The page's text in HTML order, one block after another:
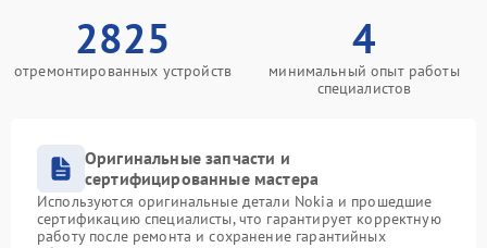
2825
отремонтированных устройств
4
минимальный опыт работы
специалистов
Оригинальные запчасти и
сертифицированные мастера
Используются оригинальные детали Nokia и прошедшие
сертификацию специалисты, что гарантирует корректную
работу после ремонта и сохранение гарантийных